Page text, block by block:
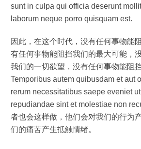
sunt in culpa qui officia deserunt
laborum neque porro quisquam est.
因此，在这个时代，没有任何事物能
有任何事物能阻挡我们的最大可能，
我们的一切欲望，没有任何事物能阻
Temporibus autem quibusdam et aut
rerum necessitatibus saepe eveniet
repudiandae sint et molestiae non
者也会这样做，他们会对我们的行为
们的痛苦产生抵触情绪。